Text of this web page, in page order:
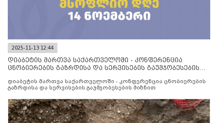
2025-11-13 12:44
დიაბეტის მართვა საქართველოში - კონფერენცია
ცნობიერების გაზრდისა და სერვისების გაუმჯობესების
დიაბეტის მართვა საქართველოში - კონფერენცია ცნობიერების
გაზრდისა და სერვისების გაუმჯობესების მიზნით